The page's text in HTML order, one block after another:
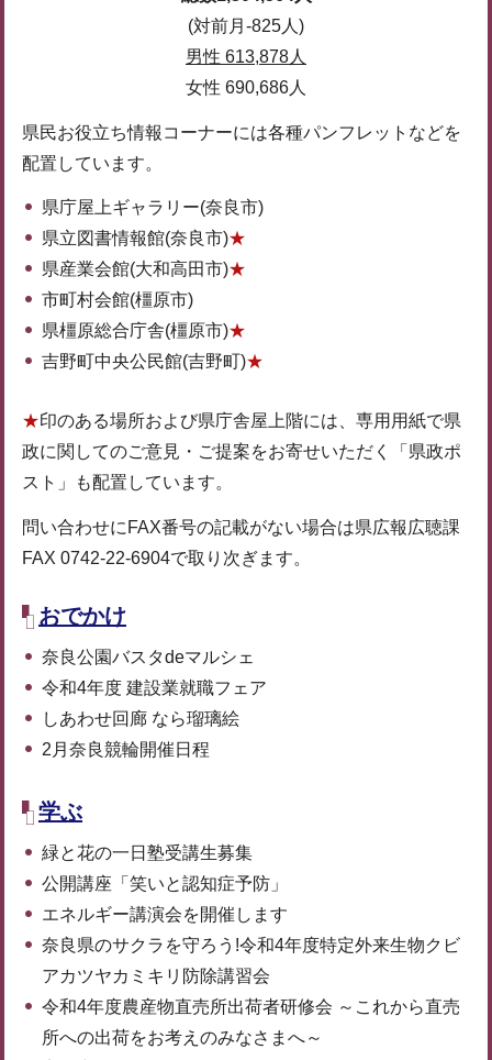
(対前月-825人)
男性 613,878人
女性 690,686人
県民お役立ち情報コーナーには各種パンフレットなどを
配置しています。
県庁屋上ギャラリー(奈良市)
県立図書情報館(奈良市)★
県産業会館(大和高田市)★
市町村会館(橿原市)
県橿原総合庁舎(橿原市)★
吉野町中央公民館(吉野町)★
★印のある場所および県庁舎屋上階には、専用用紙で県
政に関してのご意見・ご提案をお寄せいただく「県政ポ
スト」も配置しています。
問い合わせにFAX番号の記載がない場合は県広報広聴課
FAX 0742-22-6904で取り次ぎます。
おでかけ
奈良公園バスタdeマルシェ
令和4年度 建設業就職フェア
しあわせ回廊 なら瑠璃絵
2月奈良競輪開催日程
学ぶ
緑と花の一日塾受講生募集
公開講座「笑いと認知症予防」
エネルギー講演会を開催します
奈良県のサクラを守ろう!令和4年度特定外来生物クビ
アカツヤカミキリ防除講習会
令和4年度農産物直売所出荷者研修会 ～これから直売
所への出荷をお考えのみなさまへ～